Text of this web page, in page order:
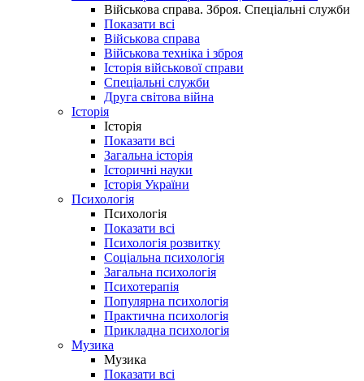
Військова справа. Зброя. Спеціальні служби
Показати всі
Військова справа
Військова техніка і зброя
Історія військової справи
Спеціальні служби
Друга світова війна
Історія
Історія
Показати всі
Загальна історія
Історичні науки
Історія України
Психологія
Психологія
Показати всі
Психологія розвитку
Соціальна психологія
Загальна психологія
Психотерапія
Популярна психологія
Практична психологія
Прикладна психологія
Музика
Музика
Показати всі